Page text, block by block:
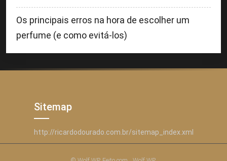
Os principais erros na hora de escolher um
perfume (e como evitá-los)
Sitemap
http://ricardodourado.com.br/sitemap_index.xml